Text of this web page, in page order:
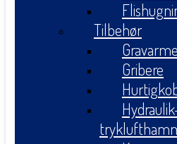
Tilbehør
Gravarme
Gribere